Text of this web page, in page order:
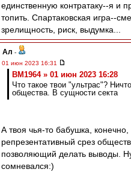
единственную контратаку--я и
топить. Спартаковская игра--
зрелищность, риск, выдумка...
Ал -
01 июн 2023 16:31
BM1964 » 01 июн 2023 16:28
Что такое твои "ультрас"?
общества. В сущности секта
А твоя чья-то бабушка, конечно,
репрезентативный срез
позволяющий делать выводы.
сомневался:)